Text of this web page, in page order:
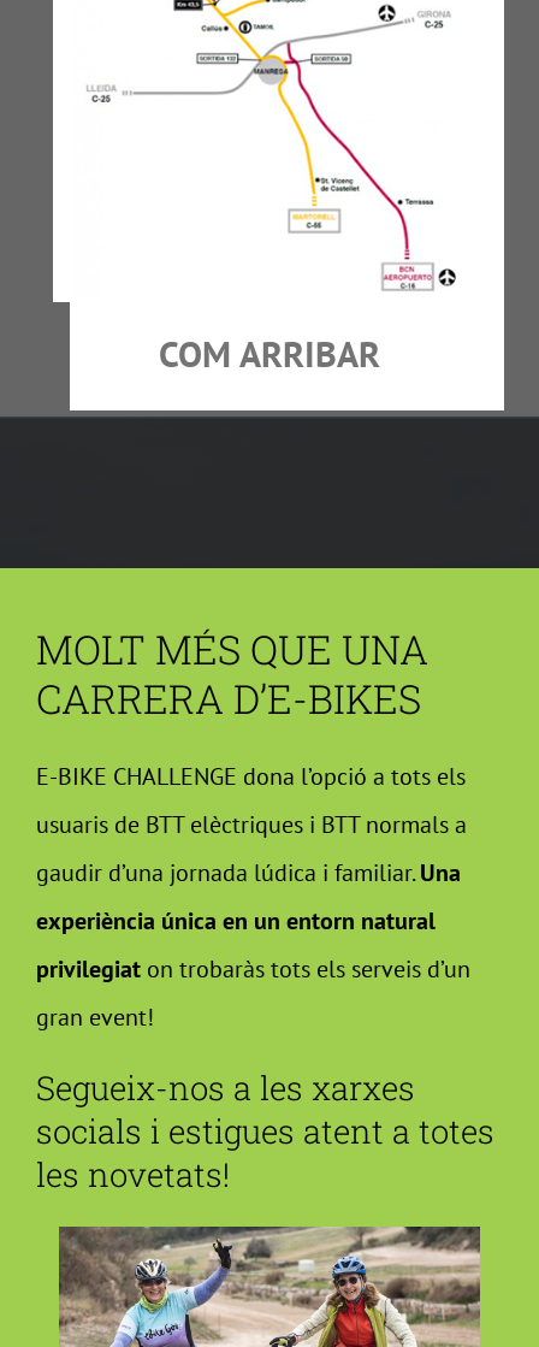
COM ARRIBAR
MOLT MÉS QUE UNA
CARRERA D’E-BIKES
E-BIKE CHALLENGE dona l’opció a tots els
usuaris de BTT elèctriques i BTT normals a
gaudir d’una jornada lúdica i familiar.Una
experiència única en un entorn natural
privilegiat on trobaràs tots els serveis d’un
gran event!
Segueix-nos a les xarxes
socials i estigues atent a totes
les novetats!